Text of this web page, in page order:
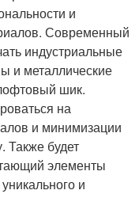
и
Современный
индустриальные
и металлические
шик.
на
и минимизации
Также будет
элементы
и